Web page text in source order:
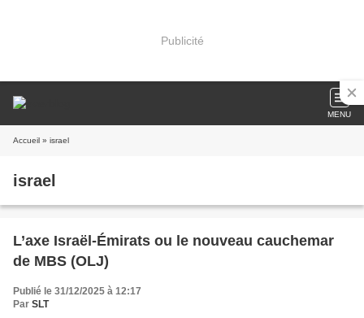
Publicité
MENU
Accueil » israel
israel
L’axe Israël-Émirats ou le nouveau cauchemar
de MBS (OLJ)
Publié le 31/12/2025 à 12:17
Par SLT